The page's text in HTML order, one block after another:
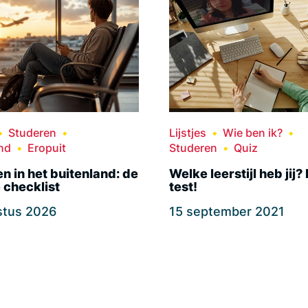
Studeren
Eropuit
in het buitenland: de
checklist
2026
Lijstjes
Wie ben ik?
Studeren
Quiz
Welke leerstijl heb jij?
test!
15 september 2021